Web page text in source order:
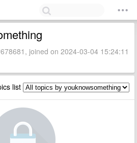
joined on 2024-03-04 15:24:11
list